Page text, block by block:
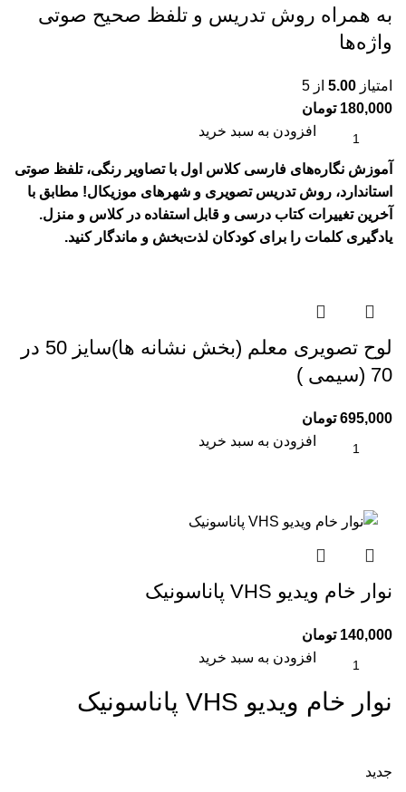
به همراه روش تدریس و تلفظ صحیح صوتی
واژه‌ها
امتیاز 5.00 از 5
180,000 تومان
افزودن به سبد خرید
آموزش نگاره‌های فارسی کلاس اول با تصاویر رنگی، تلفظ صوتی
استاندارد، روش تدریس تصویری و شهرهای موزیکال! مطابق با
آخرین تغییرات کتاب درسی و قابل استفاده در کلاس و منزل.
یادگیری کلمات را برای کودکان لذت‌بخش و ماندگار کنید.
لوح تصويری معلم (بخش نشانه ها)سایز 50 در
70 (سیمی )
695,000 تومان
افزودن به سبد خرید
نوار خام ویدیو VHS پاناسونیک
140,000 تومان
افزودن به سبد خرید
نوار خام ویدیو VHS پاناسونیک
جدید